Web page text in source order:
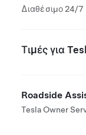
Διαθέσιμο 24/7
Τιμές για
Roadside
Tesla Owner